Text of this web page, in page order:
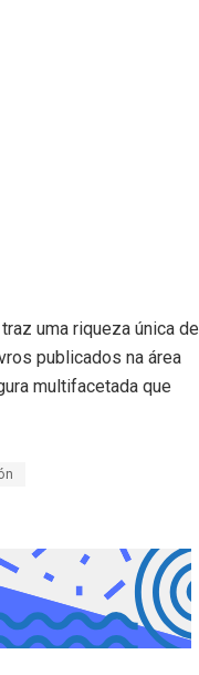
uma riqueza única de
publicados na área
multifacetada que